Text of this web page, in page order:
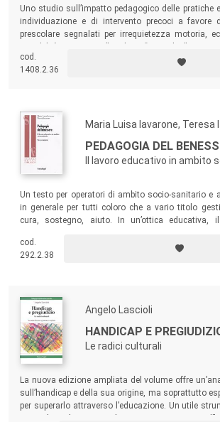
Uno studio sull’impatto pedagogico delle pratiche
individuazione e di intervento precoci a favore
prescolare segnalati per irrequietezza motoria,
Hyperactivity Disorder).
cod.
1408.2.36
Maria Luisa Iavarone, Teresa
PEDAGOGIA DEL
Il lavoro educativo in ambito
Un testo per operatori di ambito socio-sanitario e
in generale per tutti coloro che a vario titolo
cura, sostegno, aiuto. In un’ottica educativa,
possiamo imparare a star meglio e che il
una questione di quantità di risorse, ma
cod.
292.2.38
Angelo Lascioli
HANDICAP E
Le radici culturali
La nuova edizione ampliata del volume offre
sull’handicap e della sua origine, ma soprattutto
per superarlo attraverso l’educazione. Un utile